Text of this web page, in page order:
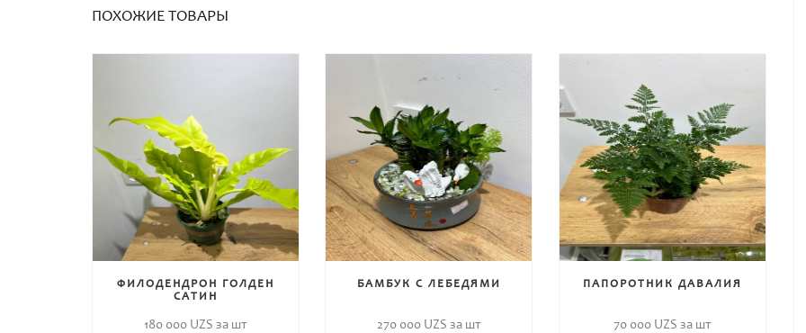
ПОХОЖИЕ ТОВАРЫ
ФИЛОДЕНДРОН ГОЛДЕН
САТИН
180 000 UZS за шт
БАМБУК С ЛЕБЕДЯМИ
270 000 UZS за шт
ПАПОРОТНИК ДАВАЛИЯ
70 000 UZS за шт